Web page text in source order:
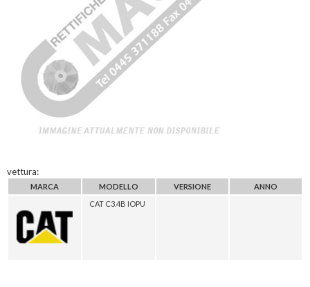
vettura:
MARCA MODELLO VERSIONE
ANNO
CAT C3.4B IOPU